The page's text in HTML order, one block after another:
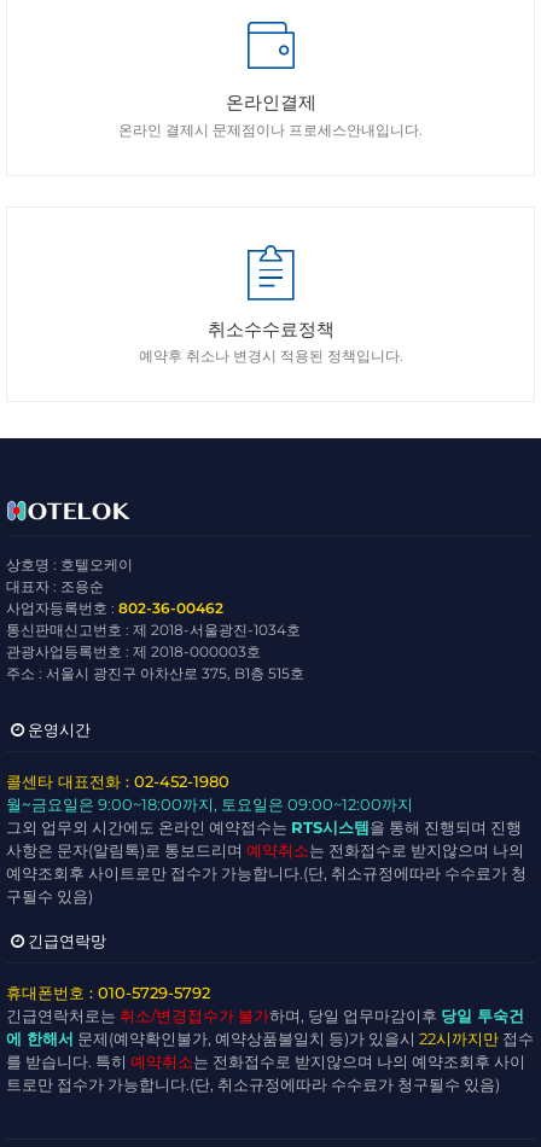
온라인결제
온라인 결제시 문제점이나 프로세스안내입니다.
취소수수료정책
예약후 취소나 변경시 적용된 정책입니다.
상호명 : 호텔오케이
대표자 : 조용순
사업자등록번호 : 802-36-00462
통신판매신고번호 : 제 2018-서울광진-1034호
관광사업등록번호 : 제 2018-000003호
주소 : 서울시 광진구 아차산로 375, B1층 515호
운영시간
콜센타 대표전화 : 02-452-1980
월~금요일은 9:00~18:00까지, 토요일은 09:00~12:00까지
그외 업무외 시간에도 온라인 예약접수는 RTS시스템을 통해 진행되며 진행
사항은 문자(알림톡)로 통보드리며 예약취소는 전화접수로 받지않으며 나의
예약조회후 사이트로만 접수가 가능합니다.(단, 취소규정에따라 수수료가 청
구될수 있음)
긴급연락망
휴대폰번호 : 010-5729-5792
긴급연락처로는 취소/변경접수가 불가하며, 당일 업무마감이후 당일 투숙건
에 한해서 문제(예약확인불가, 예약상품불일치 등)가 있을시 22시까지만 접수
를 받습니다. 특히 예약취소는 전화접수로 받지않으며 나의 예약조회후 사이
트로만 접수가 가능합니다.(단, 취소규정에따라 수수료가 청구될수 있음)